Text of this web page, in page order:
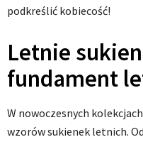
podkreślić kobiecość!
Letnie
fundament
W nowoczesnych
wzorów sukienek letnich.